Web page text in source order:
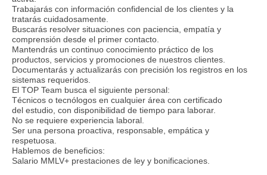
Trabajarás con información confidencial de los clientes y la
tratarás cuidadosamente.
Buscarás resolver situaciones con paciencia, empatía y
comprensión desde el primer contacto.
Mantendrás un continuo conocimiento práctico de los
productos, servicios y promociones de nuestros clientes.
Documentarás y actualizarás con precisión los registros en los
sistemas requeridos.
El TOP Team busca el siguiente personal:
Técnicos o tecnólogos en cualquier área con certificado
del estudio, con disponibilidad de tiempo para laborar.
No se requiere experiencia laboral.
Ser una persona proactiva, responsable, empática y
respetuosa.
Hablemos de beneficios:
Salario MMLV+ prestaciones de ley y bonificaciones.